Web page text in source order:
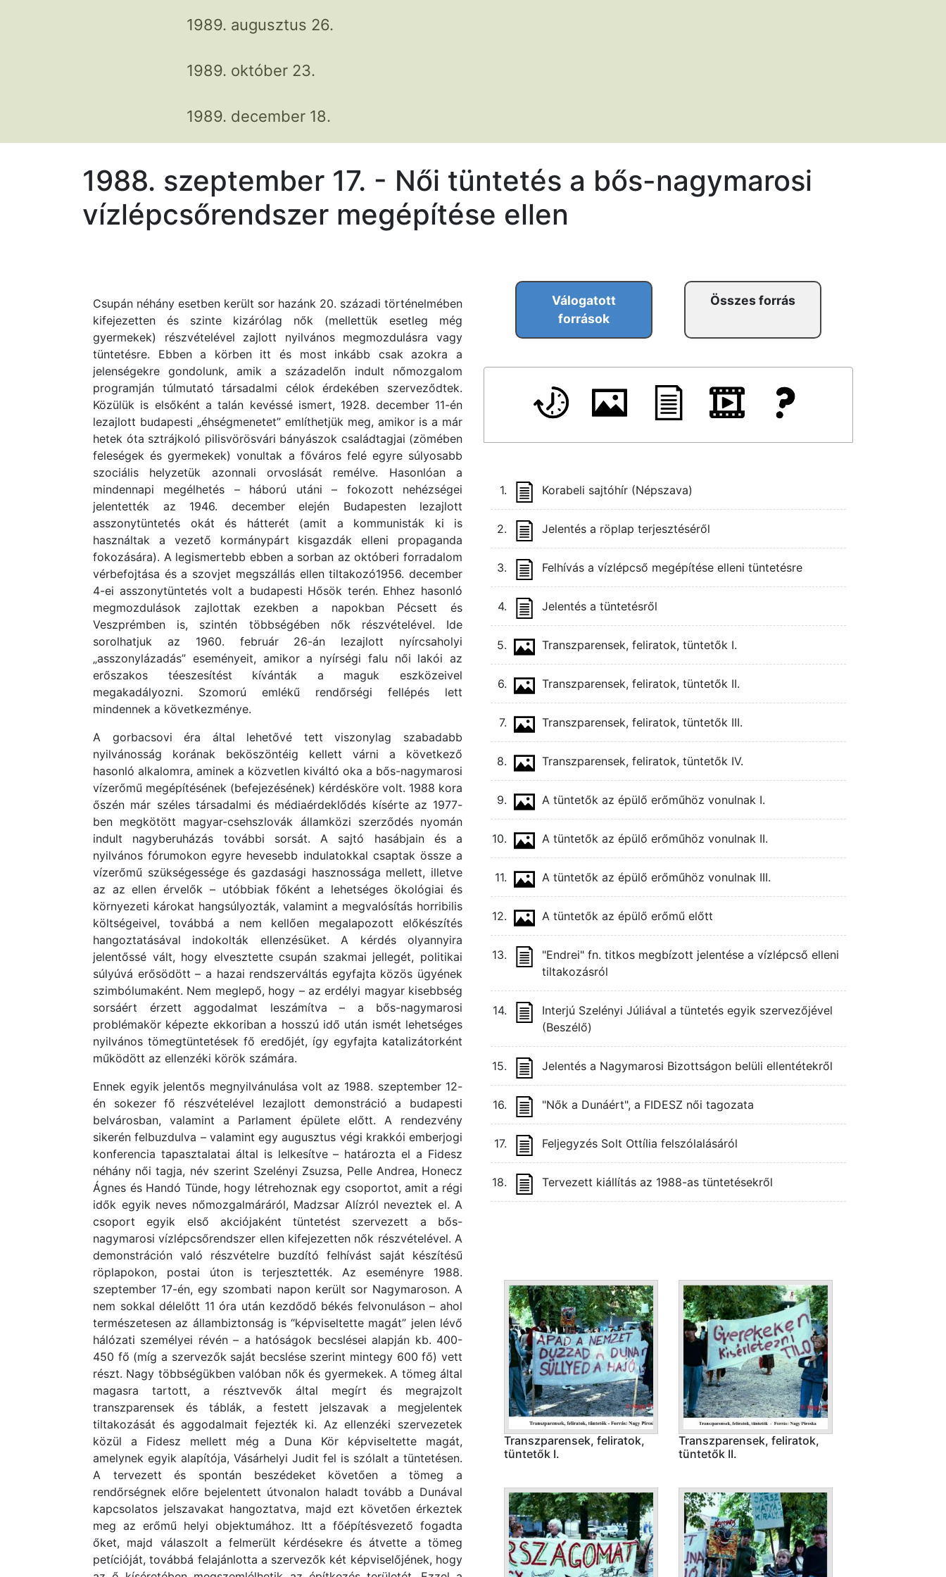
1989. augusztus 26.
1989. október 23.
1989. december 18.
1988. szeptember 17. - Női tüntetés a bős-nagymarosi
vízlépcsőrendszer megépítése ellen
Csupán néhány esetben került sor hazánk 20. századi történelmében
kifejezetten és szinte kizárólag nők (mellettük esetleg még
gyermekek) részvételével zajlott nyilvános megmozdulásra vagy
tüntetésre. Ebben a körben itt és most inkább csak azokra a
jelenségekre gondolunk, amik a századelőn indult nőmozgalom
programján túlmutató társadalmi célok érdekében szerveződtek.
Közülük is elsőként a talán kevéssé ismert, 1928. december 11-én
lezajlott budapesti „éhségmenetet” említhetjük meg, amikor is a már
hetek óta sztrájkoló pilisvörösvári bányászok családtagjai (zömében
feleségek és gyermekek) vonultak a főváros felé egyre súlyosabb
szociális helyzetük azonnali orvoslását remélve. Hasonlóan a
mindennapi megélhetés – háború utáni – fokozott nehézségei
jelentették az 1946. december elején Budapesten lezajlott
asszonytüntetés okát és hátterét (amit a kommunisták ki is
használtak a vezető kormánypárt kisgazdák elleni propaganda
fokozására). A legismertebb ebben a sorban az októberi forradalom
vérbefojtása és a szovjet megszállás ellen tiltakozó1956. december
4-ei asszonytüntetés volt a budapesti Hősök terén. Ehhez hasonló
megmozdulások zajlottak ezekben a napokban Pécsett és
Veszprémben is, szintén többségében nők részvételével. Ide
sorolhatjuk az 1960. február 26-án lezajlott nyírcsaholyi
„asszonylázadás” eseményeit, amikor a nyírségi falu női lakói az
erőszakos téeszesítést kívánták a maguk eszközeivel
megakadályozni. Szomorú emlékű rendőrségi fellépés lett
mindennek a következménye.
A gorbacsovi éra által lehetővé tett viszonylag szabadabb
nyilvánosság korának beköszöntéig kellett várni a következő
hasonló alkalomra, aminek a közvetlen kiváltó oka a bős-nagymarosi
vízerőmű megépítésének (befejezésének) kérdésköre volt. 1988 kora
őszén már széles társadalmi és médiaérdeklődés kísérte az 1977-
ben megkötött magyar-csehszlovák államközi szerződés nyomán
indult nagyberuházás további sorsát. A sajtó hasábjain és a
nyilvános fórumokon egyre hevesebb indulatokkal csaptak össze a
vízerőmű szükségessége és gazdasági hasznossága mellett, illetve
az az ellen érvelők – utóbbiak főként a lehetséges ökológiai és
környezeti károkat hangsúlyozták, valamint a megvalósítás horribilis
költségeivel, továbbá a nem kellően megalapozott előkészítés
hangoztatásával indokolták ellenzésüket. A kérdés olyannyira
jelentőssé vált, hogy elvesztette csupán szakmai jellegét, politikai
súlyúvá erősödött – a hazai rendszerváltás egyfajta közös ügyének
szimbólumaként. Nem meglepő, hogy – az erdélyi magyar kisebbség
sorsáért érzett aggodalmat leszámítva – a bős-nagymarosi
problémakör képezte ekkoriban a hosszú idő után ismét lehetséges
nyilvános tömegtüntetések fő eredőjét, így egyfajta katalizátorként
működött az ellenzéki körök számára.
Ennek egyik jelentős megnyilvánulása volt az 1988. szeptember 12-
én sokezer fő részvételével lezajlott demonstráció a budapesti
belvárosban, valamint a Parlament épülete előtt. A rendezvény
sikerén felbuzdulva – valamint egy augusztus végi krakkói emberjogi
konferencia tapasztalatai által is lelkesítve – határozta el a Fidesz
néhány női tagja, név szerint Szelényi Zsuzsa, Pelle Andrea, Honecz
Ágnes és Handó Tünde, hogy létrehoznak egy csoportot, amit a régi
idők egyik neves nőmozgalmáráról, Madzsar Alízról neveztek el. A
csoport egyik első akciójaként tüntetést szervezett a bős-
nagymarosi vízlépcsőrendszer ellen kifejezetten nők részvételével. A
demonstráción való részvételre buzdító felhívást saját készítésű
röplapokon, postai úton is terjesztették. Az eseményre 1988.
szeptember 17-én, egy szombati napon került sor Nagymaroson. A
nem sokkal délelőtt 11 óra után kezdődő békés felvonuláson – ahol
természetesen az állambiztonság is “képviseltette magát” jelen lévő
hálózati személyei révén – a hatóságok becslései alapján kb. 400-
450 fő (míg a szervezők saját becslése szerint mintegy 600 fő) vett
részt. Nagy többségükben valóban nők és gyermekek. A tömeg által
magasra tartott, a résztvevők által megírt és megrajzolt
transzparensek és táblák, a festett jelszavak a megjelentek
tiltakozását és aggodalmait fejezték ki. Az ellenzéki szervezetek
közül a Fidesz mellett még a Duna Kör képviseltette magát,
amelynek egyik alapítója, Vásárhelyi Judit fel is szólalt a tüntetésen.
A tervezett és spontán beszédeket követően a tömeg a
rendőrségnek előre bejelentett útvonalon haladt tovább a Dunával
kapcsolatos jelszavakat hangoztatva, majd ezt követően érkeztek
meg az erőmű helyi objektumához. Itt a főépítésvezető fogadta
őket, majd válaszolt a felmerült kérdésekre és átvette a tömeg
petícióját, továbbá felajánlotta a szervezők két képviselőjének, hogy
Válogatott
források
Összes forrás
1. Korabeli sajtóhír (Népszava)
2. Jelentés a röplap terjesztéséről
3. Felhívás a vízlépcső megépítése elleni tüntetésre
4. Jelentés a tüntetésről
5. Transzparensek, feliratok, tüntetők I.
6. Transzparensek, feliratok, tüntetők II.
7. Transzparensek, feliratok, tüntetők III.
8. Transzparensek, feliratok, tüntetők IV.
9. A tüntetők az épülő erőműhöz vonulnak I.
10. A tüntetők az épülő erőműhöz vonulnak II.
11. A tüntetők az épülő erőműhöz vonulnak III.
12. A tüntetők az épülő erőmű előtt
13.
"Endrei" fn. titkos megbízott jelentése a vízlépcső elleni
tiltakozásról
14.
Interjú Szelényi Júliával a tüntetés egyik szervezőjével
(Beszélő)
15. Jelentés a Nagymarosi Bizottságon belüli ellentétekről
16. "Nők a Dunáért", a FIDESZ női tagozata
17. Feljegyzés Solt Ottília felszólalásáról
18. Tervezett kiállítás az 1988-as tüntetésekről
Transzparensek, feliratok,
tüntetők I.
Transzparensek, feliratok,
tüntetők II.